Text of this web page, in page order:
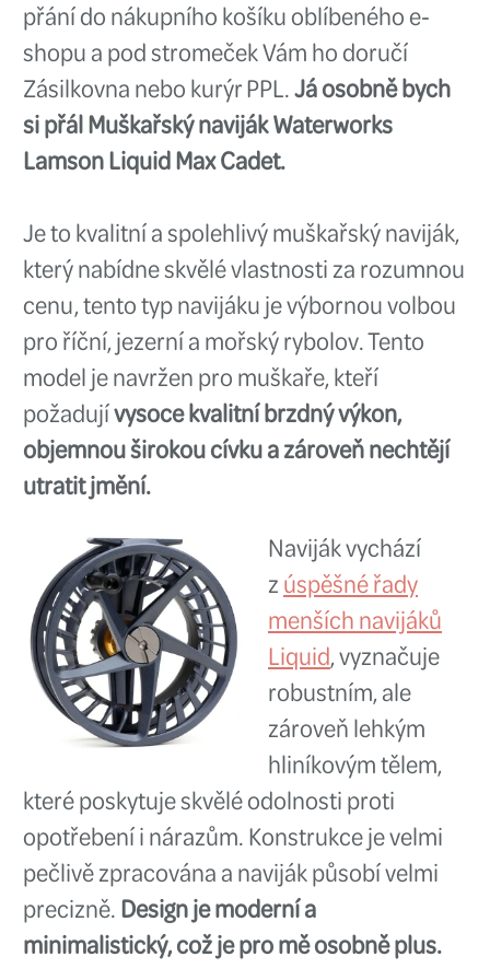
(Smith Optics Boomtown Matte
Blue Mirror)
Tento dárek bych si pod
opravdu přál.Polarizační brýle
Boomtown Matte Black Polar
jsou pro mě nezbytností na
nedokážu si představit, že
bez polarizačních brýlí. Líbí se
moderní tvar, který je nejen
ale dají se nosit i kdekoli jinde.
obroučky jsou pro mě
plus, protože dodávají brýlím
vzhled. Navíc jejich vysoká
znamená, že ve vodě vám
neunikne.
Poznámka:I když si Tonda
konkrétně, jistě se mrkněte i do